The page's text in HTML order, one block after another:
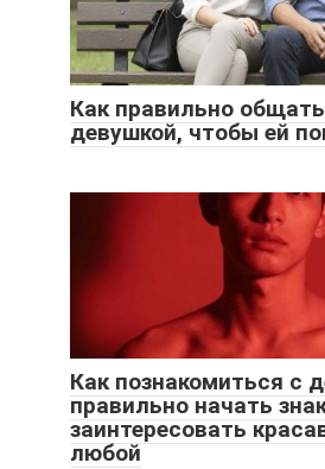
Как правильно
девушкой, чтобы ей
Как познакомиться с
правильно начать
заинтересовать
любой